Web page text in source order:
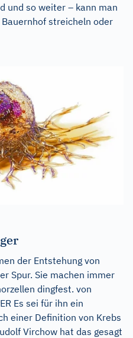
und so weiter – kann man
streicheln oder
der Entstehung von
Spur. Sie machen immer
dingfest. von
Es sei für ihn ein
einer Definition von Krebs
Virchow hat das gesagt